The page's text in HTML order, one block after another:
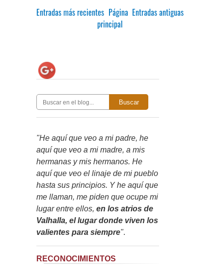
Entradas más recientes Entradas antiguas
Página
principal
Buscar
"He aquí que veo a mi padre, he
aquí que veo a mi madre, a mis
hermanas y mis hermanos. He
aquí que veo el linaje de mi pueblo
hasta sus principios. Y he aquí que
me llaman, me piden que ocupe mi
lugar entre ellos, en los atrios de
Valhalla, el lugar donde viven los
valientes para siempre".
RECONOCIMIENTOS